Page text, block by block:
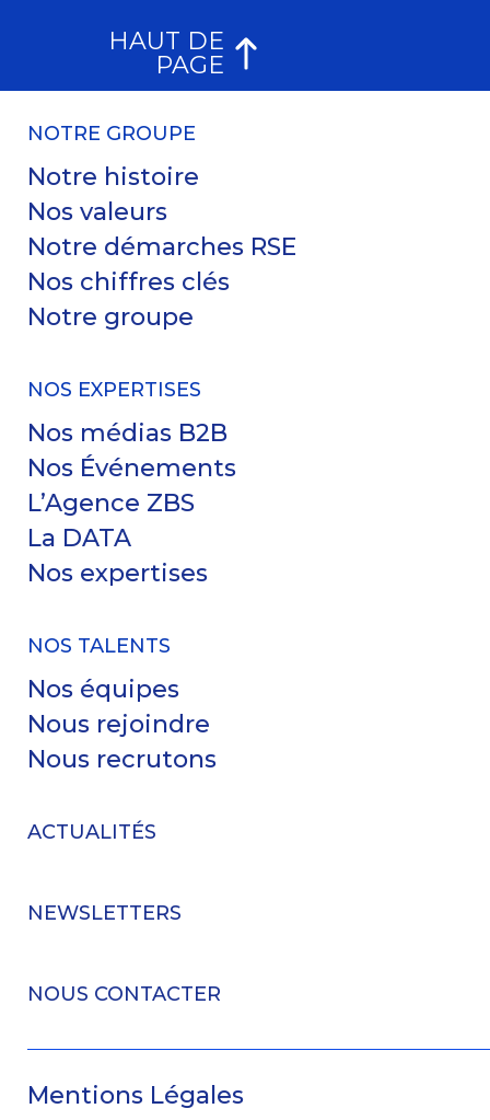
HAUT DE
PAGE
NOTRE GROUPE
Notre histoire
Nos valeurs
Notre démarches RSE
Nos chiffres clés
Notre groupe
NOS EXPERTISES
Nos médias B2B
Nos Événements
L’Agence ZBS
La DATA
Nos expertises
NOS TALENTS
Nos équipes
Nous rejoindre
Nous recrutons
ACTUALITÉS
NEWSLETTERS
NOUS CONTACTER
Mentions Légales